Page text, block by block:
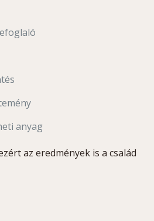
anyag
az eredmények is a család